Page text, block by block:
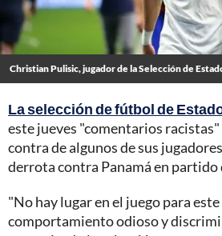
Christian Pulisic, jugador de la Selección de
La selección de fútbol de
este jueves "comentarios racistas"
contra de algunos de sus
derrota contra Panamá en partido
"No hay lugar en el juego para
comportamiento odioso y